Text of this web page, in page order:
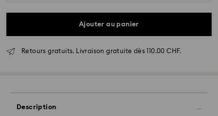
Ajouter au panier
Retours gratuits. Livraison gratuite dès 110.00 CHF.
Description
Les commandes passées du lundi au vendredi avant
17:00 HEC seront traitées et expédiées le même jour
ouvrable